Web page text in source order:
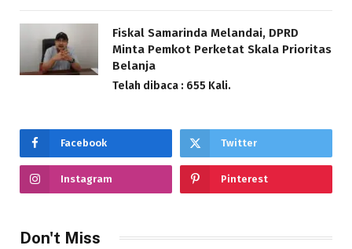
Fiskal Samarinda Melandai, DPRD
Minta Pemkot Perketat Skala Prioritas
Belanja
Telah dibaca : 655 Kali.
Facebook Twitter
Instagram Pinterest
Don't Miss